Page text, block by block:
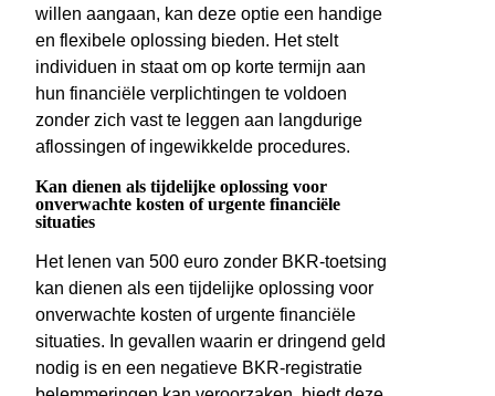
willen aangaan, kan deze optie een handige
en flexibele oplossing bieden. Het stelt
individuen in staat om op korte termijn aan
hun financiële verplichtingen te voldoen
zonder zich vast te leggen aan langdurige
aflossingen of ingewikkelde procedures.
Kan dienen als tijdelijke oplossing voor
onverwachte kosten of urgente financiële
situaties
Het lenen van 500 euro zonder BKR-toetsing
kan dienen als een tijdelijke oplossing voor
onverwachte kosten of urgente financiële
situaties. In gevallen waarin er dringend geld
nodig is en een negatieve BKR-registratie